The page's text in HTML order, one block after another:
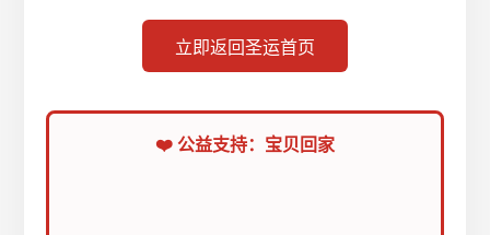
立即返回圣运首页
❤️ 公益支持：宝贝回家